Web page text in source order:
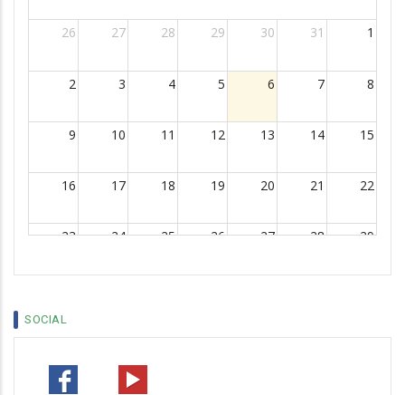
26 27 28 29 30 31 1
2 3 4 5 6 7 8
9 10 11 12 13 14 15
16 17 18 19 20 21 22
23 24 25 26 27 28 29
SOCIAL